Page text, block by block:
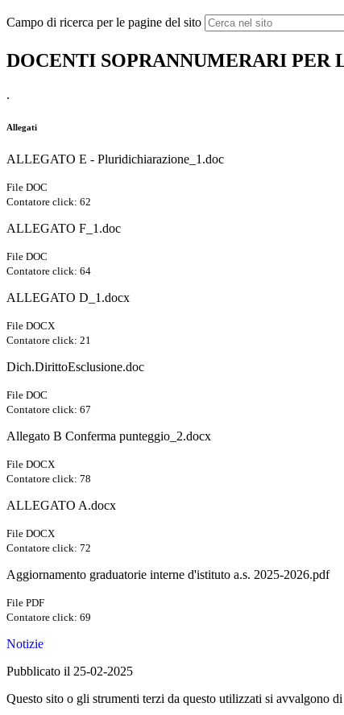
Campo di ricerca per le pagine del sito
DOCENTI SOPRANNUMERARI PER
.
Allegati
ALLEGATO E - Pluridichiarazione_1.doc
File DOC
Contatore click: 62
ALLEGATO F_1.doc
File DOC
Contatore click: 64
ALLEGATO D_1.docx
File DOCX
Contatore click: 21
Dich.DirittoEsclusione.doc
File DOC
Contatore click: 67
Allegato B Conferma punteggio_2.docx
File DOCX
Contatore click: 78
ALLEGATO A.docx
File DOCX
Contatore click: 72
Aggiornamento graduatorie interne d'istituto a.s. 2025-2026.pdf
File PDF
Contatore click: 69
Notizie
Pubblicato il 25-02-2025
Questo sito o gli strumenti terzi da questo utilizzati si avvalgono